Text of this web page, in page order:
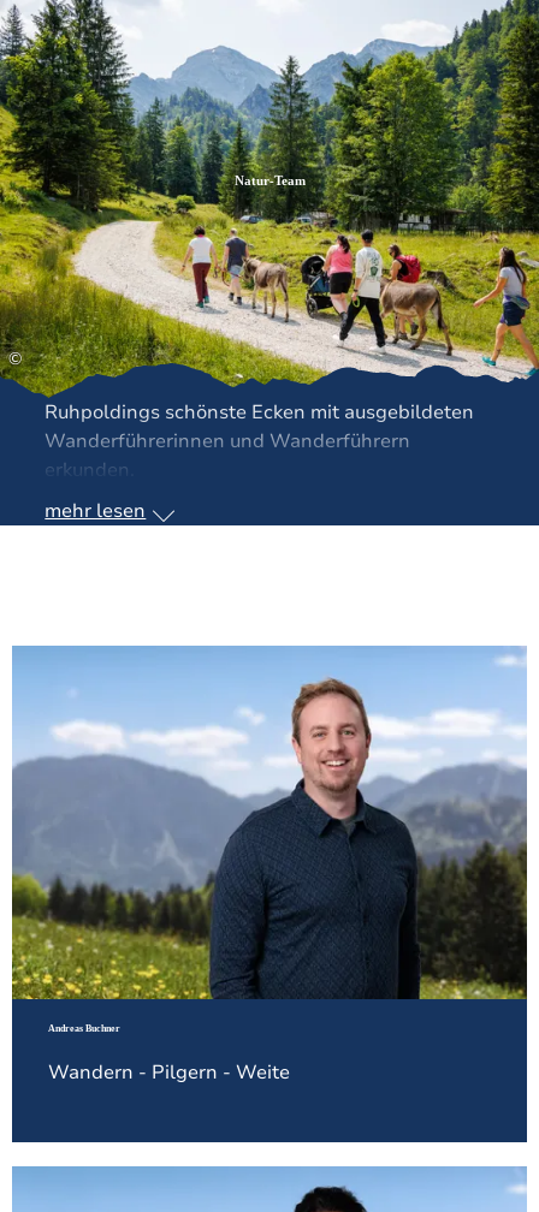
©
Natur-Team
Ruhpoldings schönste Ecken mit ausgebildeten
Wanderführerinnen und Wanderführern
erkunden.
mehr lesen
Andreas Buchner
Wandern - Pilgern - Weite